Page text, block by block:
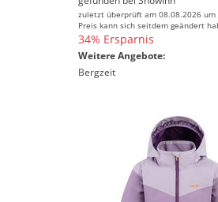
zuletzt überprüft am 08.08.2026 um
Preis kann sich seitdem geändert
34% Ersparnis
Weitere Angebote:
Bergzeit